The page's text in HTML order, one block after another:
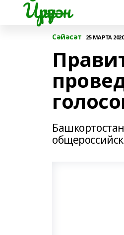
Йүрүҙән
Сәйәсәт 25 МАРТА